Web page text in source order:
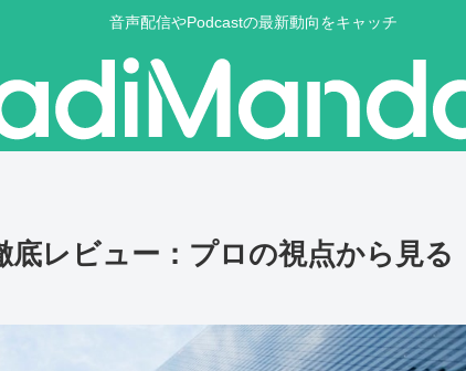
音声配信やPodcastの最新動向をキャッチ
レビュー：プロの視点から見る